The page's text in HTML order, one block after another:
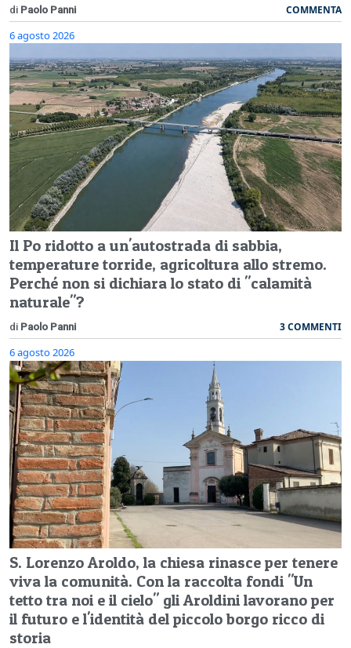
di Paolo Panni COMMENTA
6 agosto 2026
Il Po ridotto a un'autostrada di sabbia,
temperature torride, agricoltura allo stremo.
Perché non si dichiara lo stato di "calamità
naturale"?
di Paolo Panni 3 COMMENTI
6 agosto 2026
S. Lorenzo Aroldo, la chiesa rinasce per tenere
viva la comunità. Con la raccolta fondi "Un
tetto tra noi e il cielo" gli Aroldini lavorano per
il futuro e l'identità del piccolo borgo ricco di
storia